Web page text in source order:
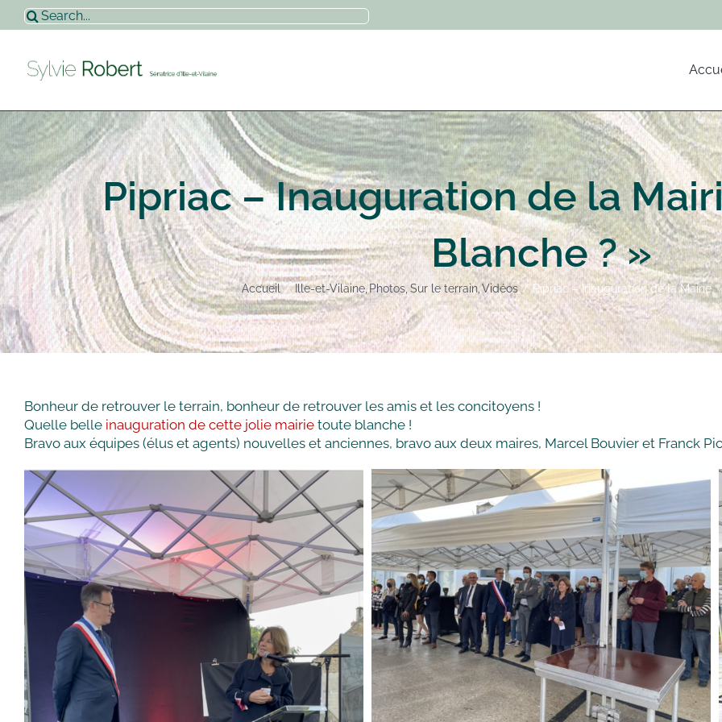
Passer
au
Rechercher:
Pipriac – Inauguration de la
Blanche ? »
Accueil Ille-et-Vilaine Photos Sur le terrain Vidéos Pipriac – Inauguration de la Mairie,
Bonheur de retrouver le terrain, bonheur de retrouver les amis et les concitoyens !
Quelle belle inauguration de cette jolie mairietoute blanche !
Bravo aux équipes (élus et agents) nouvelles et anciennes, bravo aux deux maires, Marcel Bouvier et Franck